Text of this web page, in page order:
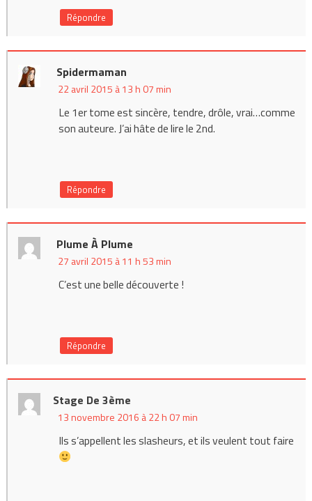
Répondre
Spidermaman
22 avril 2015 à 13 h 07 min
Le 1er tome est sincère, tendre, drôle, vrai…comme
son auteure. J’ai hâte de lire le 2nd.
Répondre
Plume À Plume
27 avril 2015 à 11 h 53 min
C’est une belle découverte !
Répondre
Stage De 3ème
13 novembre 2016 à 22 h 07 min
Ils s’appellent les slasheurs, et ils veulent tout faire